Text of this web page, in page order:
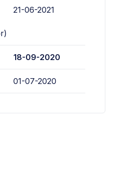
21-06-2021
18-09-2020
01-07-2020